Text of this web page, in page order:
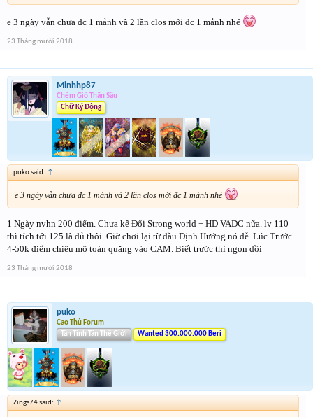
e 3 ngày vẫn chưa đc 1 mảnh và 2 lần clos mới đc 1 mảnh nhé
23 Tháng mười 2018
Minhhp87
Chém Gió Thần Sầu
Chữ Ký Động
puko said: ↑
e 3 ngày vẫn chưa đc 1 mảnh và 2 lần clos mới đc 1 mảnh nhé
1 Ngày nvhn 200 điểm. Chưa kể Đổi Strong world + HD VADC nữa. lv 110
thì tích tới 125 là đủ thôi. Giờ chơi lại từ đầu Định Hướng nó dễ. Lúc Trước
4-50k điểm chiêu mộ toàn quăng vào CAM. Biết trước thì ngon dồi
23 Tháng mười 2018
puko
Cao Thủ Forum
Tân Tinh Tân Thế Giới
Wanted 300.000.000 Beri
Zings74 said: ↑